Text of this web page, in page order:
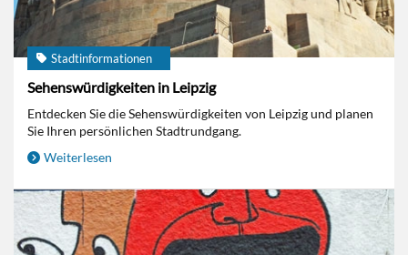
Stadtinformationen
Sehenswürdigkeiten in Leipzig
Entdecken Sie die Sehenswürdigkeiten von Leipzig und planen
Sie Ihren persönlichen Stadtrundgang.
Weiterlesen